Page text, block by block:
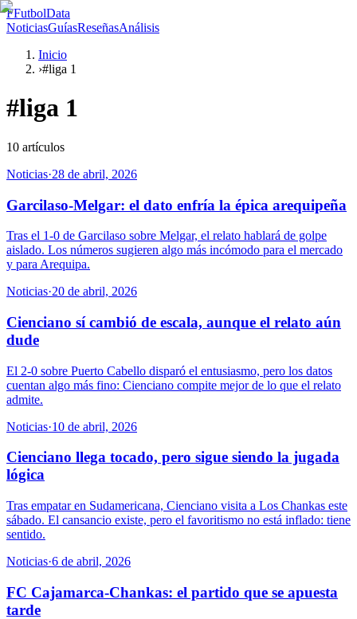
FFutbolData
NoticiasGuíasReseñasAnálisis
Inicio
›#liga 1
#liga 1
10 artículos
Noticias·28 de abril, 2026
Garcilaso-Melgar: el dato enfría la épica arequipeña
Tras el 1-0 de Garcilaso sobre Melgar, el relato hablará de golpe
aislado. Los números sugieren algo más incómodo para el mercado
y para Arequipa.
Noticias·20 de abril, 2026
Cienciano sí cambió de escala, aunque el relato aún
dude
El 2-0 sobre Puerto Cabello disparó el entusiasmo, pero los datos
cuentan algo más fino: Cienciano compite mejor de lo que el relato
admite.
Noticias·10 de abril, 2026
Cienciano llega tocado, pero sigue siendo la jugada
lógica
Tras empatar en Sudamericana, Cienciano visita a Los Chankas este
sábado. El cansancio existe, pero el favoritismo no está inflado: tiene
sentido.
Noticias·6 de abril, 2026
FC Cajamarca-Chankas: el partido que se apuesta
tarde